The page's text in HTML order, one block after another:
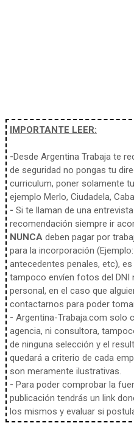
IMPORTANTE LEER:
-Desde Argentina Trabaja te
de seguridad no pongas tu
curriculum, poner solamente
ejemplo Merlo, Ciudadela,
- Si te llaman de una
recomendación siempre ir
NUNCAdeben pagar por
para la incorporación
antecedentes penales, etc),
tampoco envíen fotos del DNI
personal, en el caso que
contactarnos para poder
- Argentina-Trabaja.com solo
agencia, ni consultora,
de ninguna selección y el
quedará a criterio de cada
son meramente ilustrativas.
- Para poder comprobar la
publicación tendrás un link
los mismos y evaluar si